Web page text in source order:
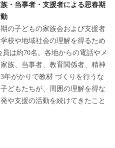
・当事者・支援者による思春期
の子どもの家族会および支援者
校や地域社会の理解を得るため
は約70名。各地からの電話やメ
族、当事者、教育関係者、精神
年がかりで教材 づくりを行うな
どもたちが、周囲の理解を得な
や支援の活動を続けてきたこと